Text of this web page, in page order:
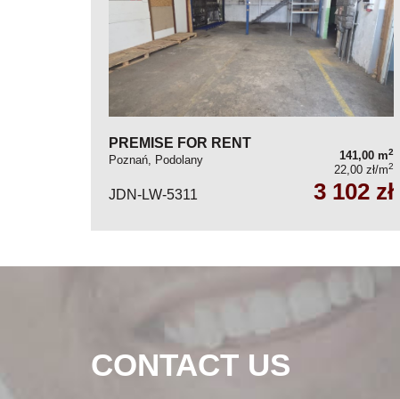
PREMISE FOR RENT
Poznań, Podolany 141,00 m2
22,00 zł/m2
JDN-LW-5311 3 102 zł
CONTACT US